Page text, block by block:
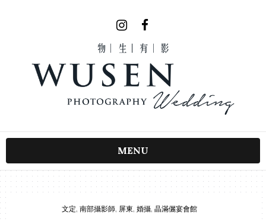
MENU
文定 南部攝影師 屏東 婚攝 晶滿儷宴會館